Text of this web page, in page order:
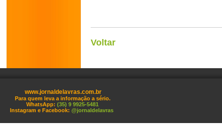
Voltar
www.jornaldelavras.com.br
Para quem leva a informação a sério.
WhatsApp: (35) 9 9925-5481
Instagram e Facebook: @jornaldelavras